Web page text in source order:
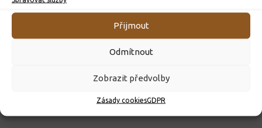
Přijmout
Odmítnout
Zobrazit předvolby
Zásady cookiesGDPR